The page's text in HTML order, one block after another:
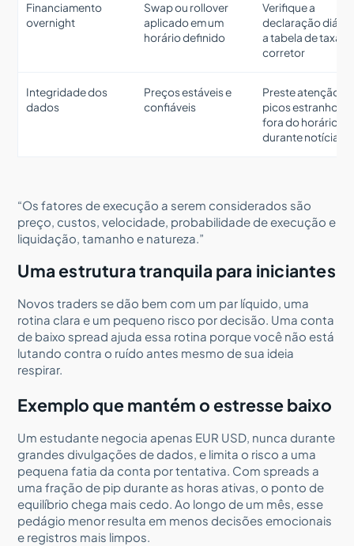
Financiamento
overnight
Swap ou rollover
aplicado em um
horário definido
Verifique a
declaração diária
a tabela de taxas
corretor
Integridade dos
dados
Preços estáveis e
confiáveis
Preste atenção a
picos estranhos
fora do horário ou
durante notícias
“Os fatores de execução a serem considerados são
preço, custos, velocidade, probabilidade de execução e
liquidação, tamanho e natureza.”
Uma estrutura tranquila para iniciantes
Novos traders se dão bem com um par líquido, uma
rotina clara e um pequeno risco por decisão. Uma conta
de baixo spread ajuda essa rotina porque você não está
lutando contra o ruído antes mesmo de sua ideia
respirar.
Exemplo que mantém o estresse baixo
Um estudante negocia apenas EUR USD, nunca durante
grandes divulgações de dados, e limita o risco a uma
pequena fatia da conta por tentativa. Com spreads a
uma fração de pip durante as horas ativas, o ponto de
equilíbrio chega mais cedo. Ao longo de um mês, esse
pedágio menor resulta em menos decisões emocionais
e registros mais limpos.